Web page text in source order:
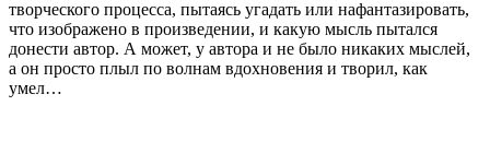
творческого процесса, пытаясь угадать или нафантазировать,
что изображено в произведении, и какую мысль пытался
донести автор. А может, у автора и не было никаких мыслей,
а он просто плыл по волнам вдохновения и творил, как
умел…